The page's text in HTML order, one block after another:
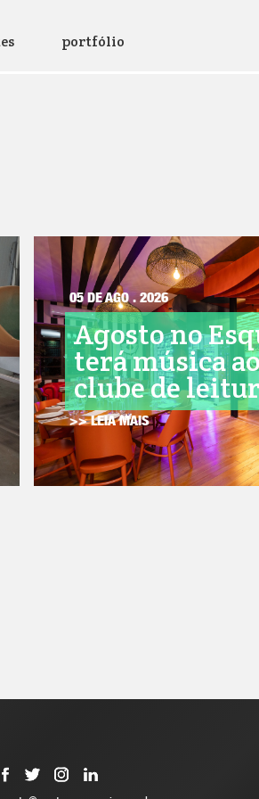
portfólio
05 DE AGO . 2026
Agosto no
terá música
clube de
>> LEIA MAIS